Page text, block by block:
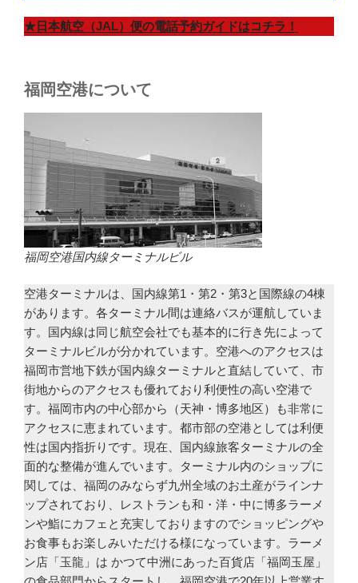
★日本航空（JAL）便の電話予約ガイドはコチラ！
福岡空港について
福岡空港国内線ターミナルビル
空港ターミナルは、国内線第1・第2・第3と国際線の4棟
があります。各ターミナル間は連絡バスが運航していま
す。国内線は同じ航空会社でも基本的に行き先によって
ターミナルビルが分かれています。空港へのアクセスは
福岡市営地下鉄が国内線ターミナルと直結していて、市
街地からのアクセスも優れており利便性の高い空港で
す。福岡市内の中心部から（天神・博多地区）も非常に
アクセスに恵まれています。都市部の空港としては利便
性は国内指折りです。現在、国内線旅客ターミナルの全
面的な整備が進んでいます。ターミナル内のショップに
関しては、福岡のみならず九州全域のお土産がラインナ
ップされており、レストランも和・洋・中に博多ラーメ
ンや鮨にカフェと充実しておりますのでショッピングや
お食事もお楽しみいただける様になっています。ラーメ
ン店「玉龍」は かつて中洲にあった百貨店「福岡玉屋」